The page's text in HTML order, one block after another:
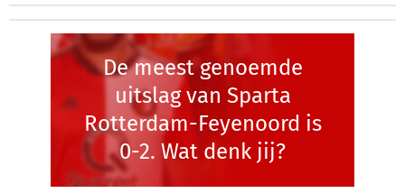
De meest genoemde
uitslag van Sparta
Rotterdam-Feyenoord is
0-2. Wat denk jij?